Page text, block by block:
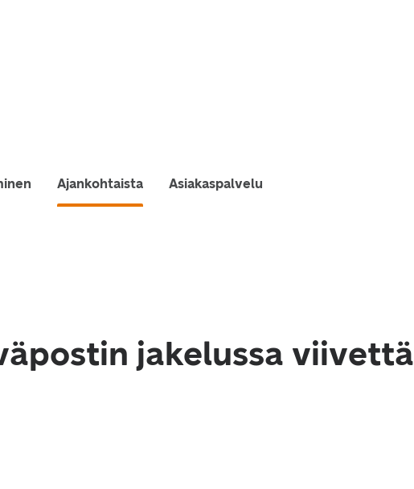
Ajankohtaista Asiakaspalvelu
jakelussa viivettä